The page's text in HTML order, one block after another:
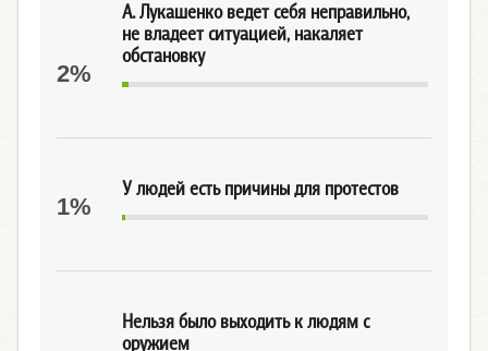
А. Лукашенко ведет себя неправильно,
не владеет ситуацией, накаляет
обстановку
2%
У людей есть причины для протестов
1%
Нельзя было выходить к людям с
оружием